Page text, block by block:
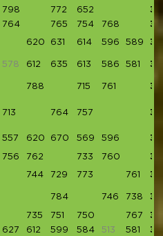
798 772 652
764 765 754 768
620 631 614 596 589
578 612 635 613 586 581
788 715 761
713 764 757
557 620 670 569 596
756 762 733 760
744 729 773 761
784 746 738
735 751 750 767
627 612 599 584 513 581